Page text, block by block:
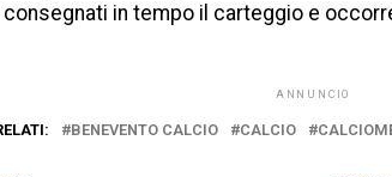
in tempo il carteggio e
ANNUNCIO
BENEVENTO CALCIO CALCIO